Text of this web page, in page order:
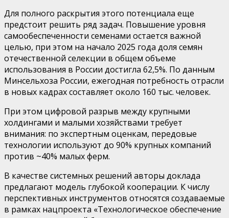
Для полного раскрытия этого потенциала еще
предстоит решить ряд задач. Повышение уровня
самообеспеченности семенами остается важной
целью, при этом на начало 2025 года доля семян
отечественной селекции в общем объеме
использования в России достигла 62,5%. По данным
Минсельхоза России, ежегодная потребность отрасли
в новых кадрах составляет около 160 тыс. человек.
При этом цифровой разрыв между крупными
холдингами и малыми хозяйствами требует
внимания: по экспертным оценкам, передовые
технологии используют до 90% крупных компаний
против ~40% малых ферм.
В качестве системных решений авторы доклада
предлагают модель глубокой кооперации. К числу
перспективных инструментов относятся создаваемые
в рамках нацпроекта «Технологическое обеспечение